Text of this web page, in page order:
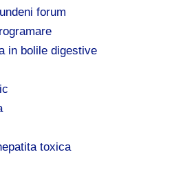
forum
in bolile digestive
toxica